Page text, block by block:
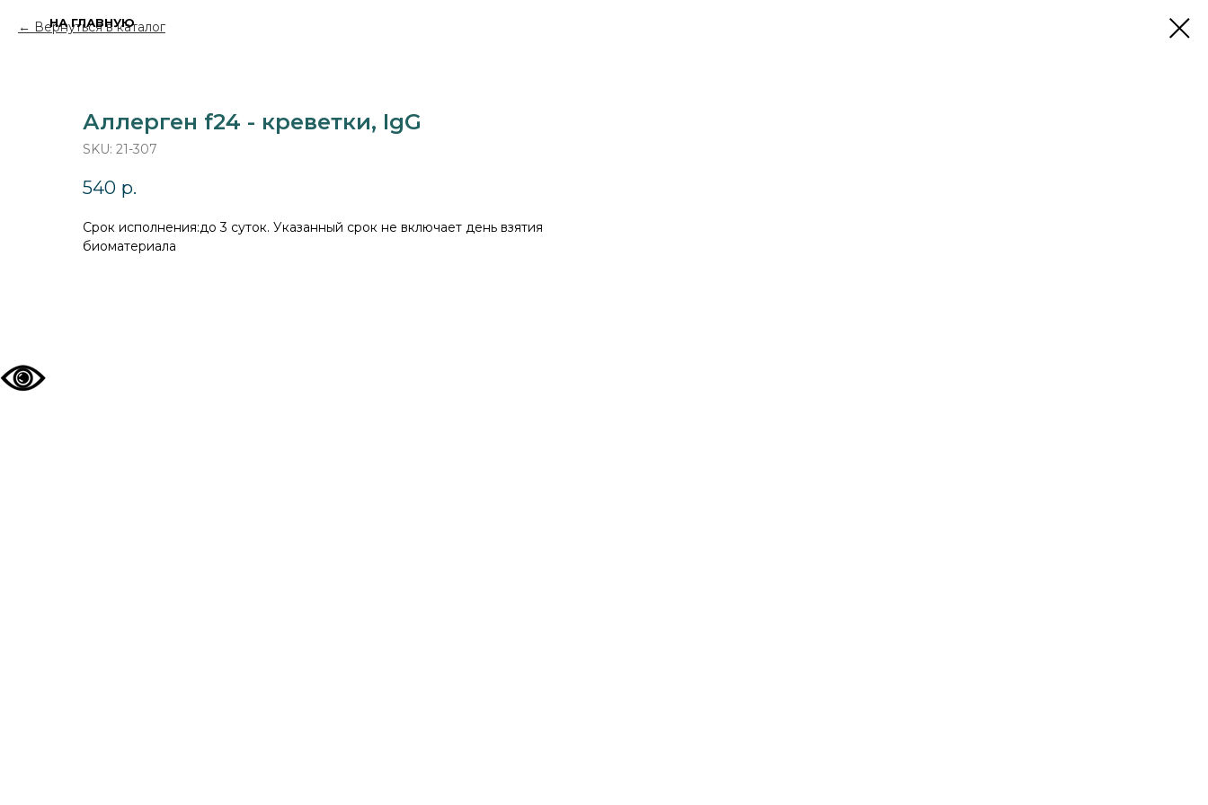
Вернуться в каталог
Аллерген f24 - креветки, IgG
SKU: 21-307
540 р.
Cрок исполнения:до 3 суток. Указанный срок не включает день взятия
биоматериала
НА ГЛАВНУЮ